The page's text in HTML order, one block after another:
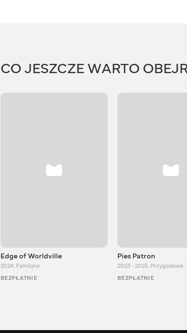
CO JESZCZE WARTO
Edge of Worldville
2024, Familijne
BEZPŁATNIE
Pies Patron
2023 - 2025, Przygodowe
BEZPŁATNIE